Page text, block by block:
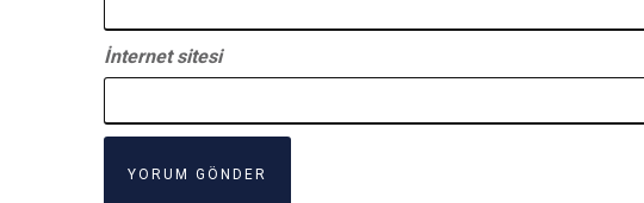
İnternet sitesi